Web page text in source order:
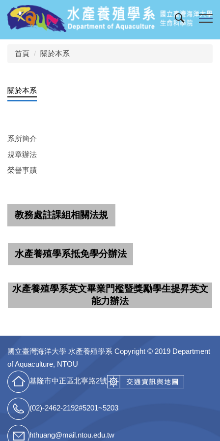
跳
到
主
要
首頁 關於本系
關於本系
系所簡介
規章辦法
榮譽事蹟
教務處註課組相關法規
水產養殖學系抵免學分辦法
水產養殖學系英文畢業門檻暨獎勵學生提昇英文
能力辦法
國立臺灣海洋大學 水產養殖學系 Copyright © 2019 Department
of Aquaculture, NTOU
基隆市中正區北寧路2號
(02)-2462-2192#5201~5203
hthuang@mail.ntou.edu.tw